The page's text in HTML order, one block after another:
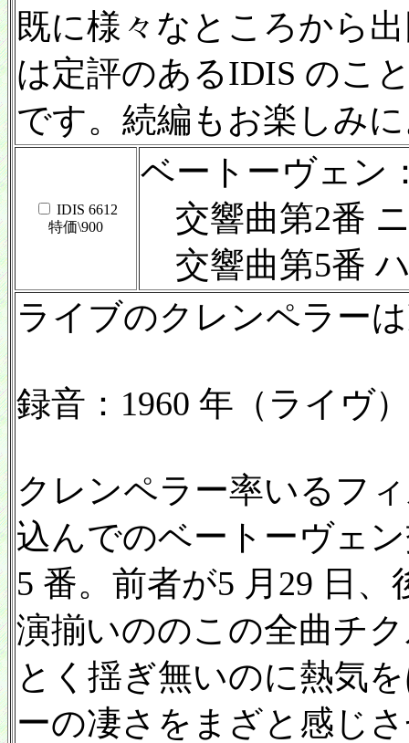
既に様々なところから
は定評のあるIDIS のこ
です。続編もお楽しみ
IDIS 6612
特価\900
ベートーヴェン
交響曲第2番
交響曲第5番
ライブのクレンペラー
録音：1960 年（ライヴ
クレンペラー率いるフ
込んでのベートーヴェ
5 番。前者が5 月29 日
演揃いののこの全曲チ
とく揺ぎ無いのに熱気
ーの凄さをまざと感じ